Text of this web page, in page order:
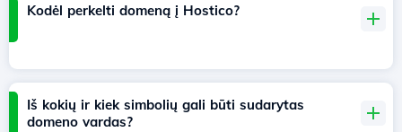
Kodėl perkelti domeną į Hostico?
Iš kokių ir kiek simbolių gali būti sudarytas
domeno vardas?